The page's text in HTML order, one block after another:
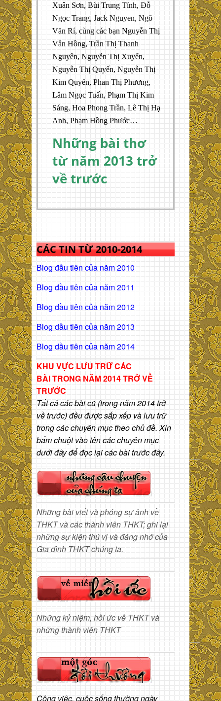
Xuân Sơn, Bùi Trung Tính, Đỗ
Ngọc Trang, Jack Nguyen, Ngô
Văn Rí, cùng các bạn Nguyễn Thị
Vân Hồng, Trần Thị Thanh
Nguyên, Nguyễn Thị Xuyến,
Nguyễn Thị Quyến, Nguyễn Thị
Kim Quyên, Phan Thị Phương,
Lâm Ngọc Tuấn, Phạm Thị Kim
Sáng, Hoa Phong Trần, Lê Thị Hạ
Anh, Phạm Hồng Phước…
Những bài thơ
từ năm 2013 trở
về trước
CÁC TIN TỪ 2010-2014
Blog đầu tiên của năm 2010
Blog đầu tiên của năm 2011
Blog dầu tiên của năm 2012
Blog dầu tiên của năm 2013
Blog dầu tiên của năm 2014
KHU VỰC LƯU TRỮ CÁC
BÀITRONG NĂM 2014 TRỞ VỀ
TRƯỚC
Tất cả các bài cũ (trong năm 2014 trở
về trước) đều được sắp xếp và lưu trữ
trong các chuyên mục theo chủ đề. Xin
bấm chuột vào tên các chuyên mục
dưới đây để đọc lại các bài trước đây.
Những bài viết và phóng sự ảnh về
THKT và các thành viên THKT; ghi lại
những sự kiện thú vị và đáng nhớ của
Gia đình THKT chúng ta.
Những kỷ niệm, hồi ức về THKT và
những thành viên THKT
Công việc, cuộc sống thường ngày